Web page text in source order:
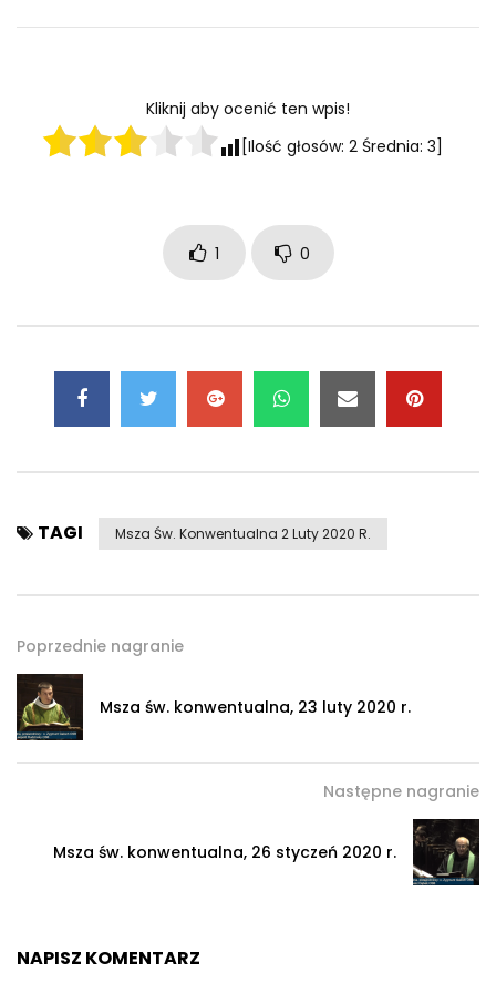
Kliknij aby ocenić ten wpis!
[Ilość głosów: 2 Średnia: 3]
1 0
TAGI Msza Św. Konwentualna 2 Luty 2020 R.
Poprzednie nagranie
Msza św. konwentualna, 23 luty 2020 r.
Następne nagranie
Msza św. konwentualna, 26 styczeń 2020 r.
NAPISZ KOMENTARZ